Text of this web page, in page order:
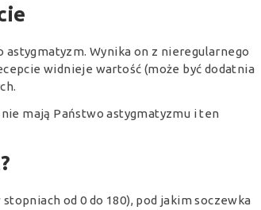
Wynika on z nieregularnego
widnieje wartość (może być dodatnia
mają Państwo astygmatyzmu i ten
od 0 do 180), pod jakim soczewka